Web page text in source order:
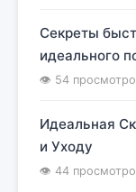
Секреты
идеального
👁 54
Идеальная
и Уходу
👁 44